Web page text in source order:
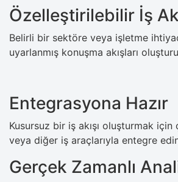
Özelleştirilebilir İş
Belirli bir sektöre veya işletme
uyarlanmış konuşma akışları
Entegrasyona Hazır
Kusursuz bir iş akışı oluşturmak için
veya diğer iş araçlarıyla entegre
Gerçek Zamanlı